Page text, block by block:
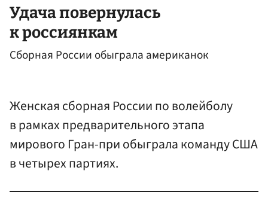
Удача повернулась
к россиянкам
Сборная России обыграла американок
Женская сборная России по волейболу
в рамках предварительного этапа
мирового Гран-при обыграла команду США
в четырех партиях.